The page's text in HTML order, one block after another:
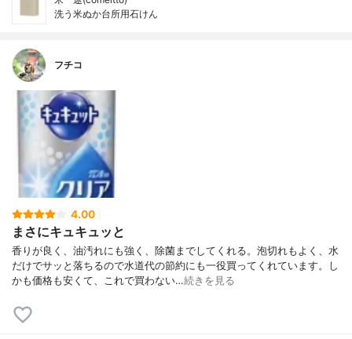
洗う米ぬか台所用石けん
フチコ
4.00
まさにキュキュッと
香りが良く、油汚れにも強く、除菌までしてくれる。泡切れもよく、水
だけでサッと落ちるので水道代の節約にも一役買ってくれています。し
かも価格も安くて、これで買わない…続きを見る